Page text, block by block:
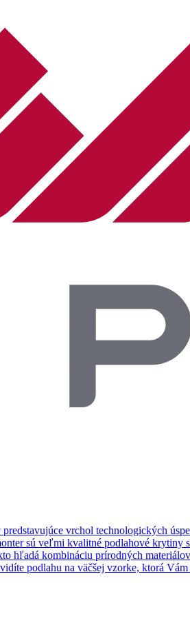
vrchol technologických
sú veľmi kvalitné podlahové
hľadá kombináciu prírodných
podlahu na väčšej vzorke, ktorá